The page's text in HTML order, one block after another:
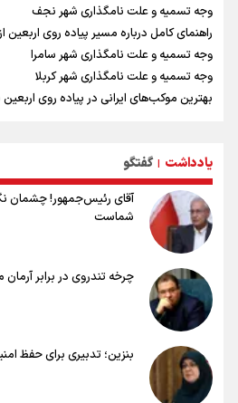
وجه تسمیه و علت نامگذاری شهر نجف
راهنمای کامل درباره مسیر پیاده روی اربعین
وجه تسمیه و علت نامگذاری شهر سامرا
وجه تسمیه و علت نامگذاری شهر کربلا
بهترین موکب‌های ایرانی در پیاده روی اربعین ۱۴۰۵
۲۰ نکته دوستانه درباره پیاده روی اربعین و عراقی ها
یادداشت | گفتگو
آقای رئیس‌جمهور! چشمان
شماست
چرخه تندروی در برابر
بنزین؛ تدبیری برای حفظ